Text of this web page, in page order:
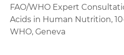
FAO/WHO Expert
Acids in Human Nutrition,
WHO, Geneva